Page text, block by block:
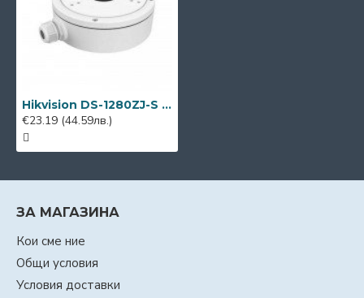
Hikvision DS-1280ZJ-S монтажна основа
€23.19 (44.59лв.)
ЗА МАГАЗИНА
Кои сме ние
Общи условия
Условия доставки